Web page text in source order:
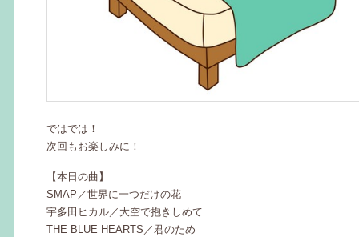
ではでは！
次回もお楽しみに！
【本日の曲】
SMAP／世界に一つだけの花
宇多田ヒカル／大空で抱きしめて
THE BLUE HEARTS／君のため